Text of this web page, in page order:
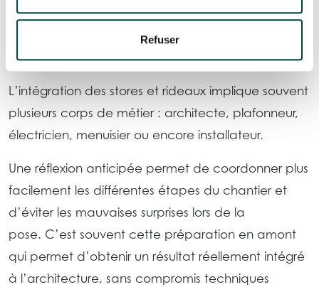
Refuser
et la qualité globale des finitions.
Une coordination essentielle sur
chantier
L’intégration des stores et rideaux implique souvent
plusieurs corps de métier : architecte, plafonneur,
électricien, menuisier ou encore installateur.
Une réflexion anticipée permet de coordonner plus
facilement les différentes étapes du chantier et
d’éviter les mauvaises surprises lors de la
pose. C’est souvent cette préparation en amont
qui permet d’obtenir un résultat réellement intégré
à l’architecture, sans compromis techniques